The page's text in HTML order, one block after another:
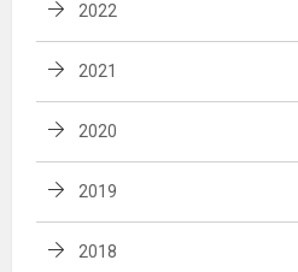
2022
2021
2020
2019
2018